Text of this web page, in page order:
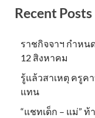
Recent Posts
ราชกิจจาฯ กำหน
12 สิงหาคม
รู้แล้วสาเหตุ ครูค
แทน
“แชทเด็ก – แม่”